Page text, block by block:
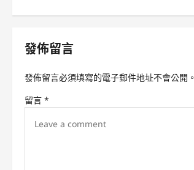
n
i
發佈留言
發佈留言必須填寫的電子郵件地址不會公開。
留言 *